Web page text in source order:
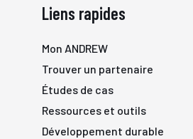
Liens rapides
Mon ANDREW
Trouver un partenaire
Études de cas
Ressources et outils
Développement durable